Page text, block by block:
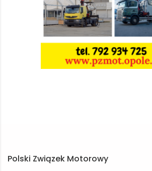
Polski Związek Motorowy